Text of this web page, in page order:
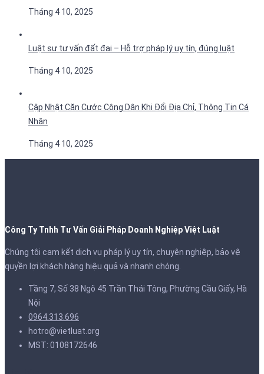
Tháng 4 10, 2025
Luật sư tư vấn đất đai – Hỗ trợ pháp lý uy tín, đúng luật
Tháng 4 10, 2025
Cập Nhật Căn Cước Công Dân Khi Đổi Địa Chỉ, Thông Tin Cá
Nhân
Tháng 4 10, 2025
Công Ty Tnhh Tư Vấn Giải Pháp Doanh Nghiệp Việt Luật
Chúng tôi cam kết dịch vụ pháp lý uy tín, chuyên nghiệp, bảo vệ
quyền lợi khách hàng hiệu quả và nhanh chóng.
Tầng 7, Số 38 Ngõ 45 Trần Thái Tông, Phường Cầu Giấy, Hà
Nội
0964.313.696
hotro@vietluat.org
MST: 0108172646